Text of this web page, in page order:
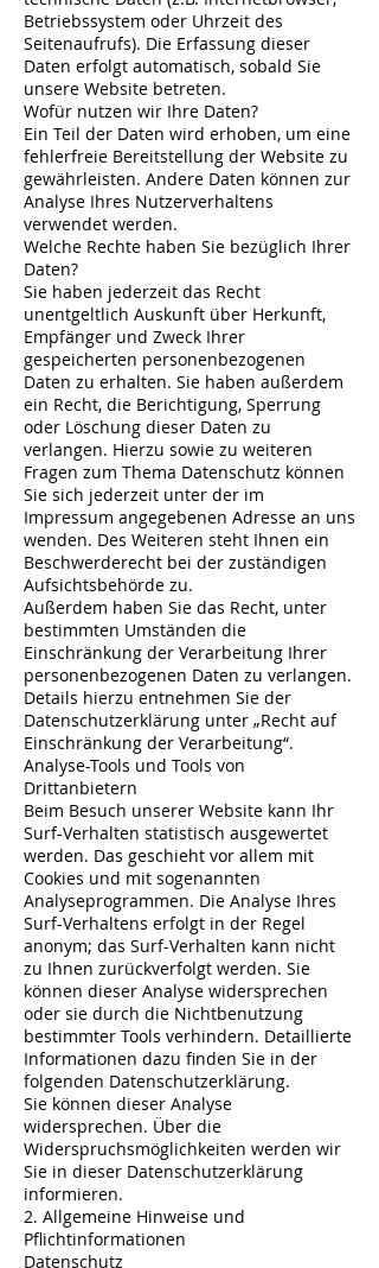
Betriebssystem oder Uhrzeit des
Seitenaufrufs). Die Erfassung dieser
Daten erfolgt automatisch, sobald Sie
unsere Website betreten.
Wofür nutzen wir Ihre Daten?
Ein Teil der Daten wird erhoben, um eine
fehlerfreie Bereitstellung der Website zu
gewährleisten. Andere Daten können zur
Analyse Ihres Nutzerverhaltens
verwendet werden.
Welche Rechte haben Sie bezüglich Ihrer
Daten?
Sie haben jederzeit das Recht
unentgeltlich Auskunft über Herkunft,
Empfänger und Zweck Ihrer
gespeicherten personenbezogenen
Daten zu erhalten. Sie haben außerdem
ein Recht, die Berichtigung, Sperrung
oder Löschung dieser Daten zu
verlangen. Hierzu sowie zu weiteren
Fragen zum Thema Datenschutz können
Sie sich jederzeit unter der im
Impressum angegebenen Adresse an uns
wenden. Des Weiteren steht Ihnen ein
Beschwerderecht bei der zuständigen
Aufsichtsbehörde zu.
Außerdem haben Sie das Recht, unter
bestimmten Umständen die
Einschränkung der Verarbeitung Ihrer
personenbezogenen Daten zu verlangen.
Details hierzu entnehmen Sie der
Datenschutzerklärung unter „Recht auf
Einschränkung der Verarbeitung“.
Analyse-Tools und Tools von
Drittanbietern
Beim Besuch unserer Website kann Ihr
Surf-Verhalten statistisch ausgewertet
werden. Das geschieht vor allem mit
Cookies und mit sogenannten
Analyseprogrammen. Die Analyse Ihres
Surf-Verhaltens erfolgt in der Regel
anonym; das Surf-Verhalten kann nicht
zu Ihnen zurückverfolgt werden. Sie
können dieser Analyse widersprechen
oder sie durch die Nichtbenutzung
bestimmter Tools verhindern. Detaillierte
Informationen dazu finden Sie in der
folgenden Datenschutzerklärung.
Sie können dieser Analyse
widersprechen. Über die
Widerspruchsmöglichkeiten werden wir
Sie in dieser Datenschutzerklärung
informieren.
2. Allgemeine Hinweise und
Pflichtinformationen
Datenschutz